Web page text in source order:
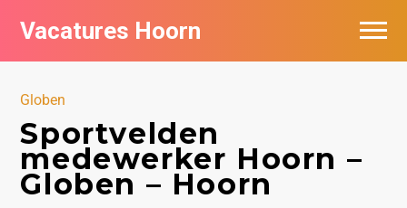
Vacatures Hoorn
Globen
Sportvelden
medewerker Hoorn –
Globen – Hoorn
Vacatures per bedrijf in Hoorn